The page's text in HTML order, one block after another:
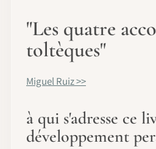
"Les quatre
toltèques"
Miguel Ruiz >>
à qui s'adresse ce
développement